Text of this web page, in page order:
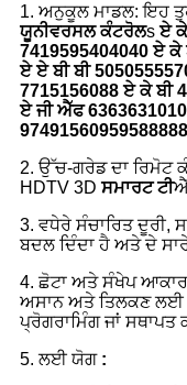
1. ਅਨੁਕੂਲ ਮਾਡਲ: ਇਹ
ਯੂਨੀਵਰਸਲ ਕੰਟਰੋਲsਏ
7419595404040 ਏ ਕੇ
ਏ ਏ ਬੀ ਬੀ
7715156088 ਏ ਕੇ ਬੀ
ਏ ਜੀ ਐੱਫ
2. ਉੱਚ-ਗਰੇਡ ਦਾ
HDTV 3Dਸਮਾਰਟ ਟੀ
3. ਵਧੇਰੇ ਸੰਚਾਰਿਤ ਦੂਰੀ,
ਬਦਲ ਦਿੰਦਾ ਹੈ ਅਤੇ ਦੇ
4. ਛੋਟਾ ਅਤੇ ਸੰਖੇਪ
ਅਸਾਨ ਅਤੇ ਤਿਲਕਣ
ਪ੍ਰੋਗਰਾਮਿੰਗ ਜਾਂ ਸਥਾਪਤ
5. ਲਈ ਯੋਗ: